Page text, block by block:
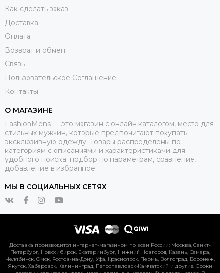
Как сделать заказ
Доставка
Оплата
Возврат и обмен
Связь
Пользовательское Соглашение
Контакты
О МАГАЗИНЕ
FashionMens — это магазин с онлайн каталогом, место для
стильных мужчин, которые предпочитают покупать
эксклюзивную одежду. Товары распределены по
категориям с описаниями и характеристиками для
удобного поиска: подбор по параметрам, сравнение,
добавление в избранное.
МЫ В СОЦИАЛЬНЫХ СЕТЯХ
Доставка производится интернет-магазином по всей России: Москва, Санкт-
Петербург, Новосибирск, Екатеринбург, Нижний Новгород, Казань, Самара,
Челябинск, Омск, Ростов-на-Дону, Уфа, Красноярск, Пермь, Волгоград, Воронеж,
Якутск, Хабаровск, Калининград, Петропавловск-Камчатский и другие. Сроки